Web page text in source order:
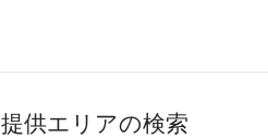
提供エリアの検索